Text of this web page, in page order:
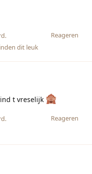
Reageren
dit leuk
t vreselijk
Reageren